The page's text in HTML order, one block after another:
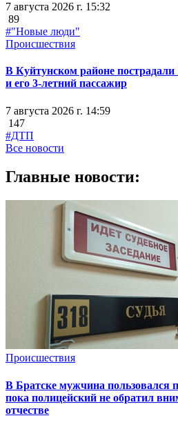
7 августа 2026 г. 15:32
89
#"Новые люди"
Происшествия
В Куйтунском районе
и его 3-летний пассажир
7 августа 2026 г. 14:59
147
#ДТП
Все новости
Главные новости:
Происшествия
В Братске мужчина пользовался
пока полицейский не обратил
отчестве